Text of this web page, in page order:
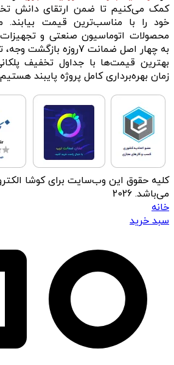
کمک می‌کنیم تا ضمن ارتقای دانش
خود را با مناسب‌ترین قیمت بیابند.
محصولات اتوماسیون صنعتی و
به چهار اصل ضمانت 7روزه
بهترین قیمت‌ها با جداول تخفیف
زمان بهره‌برداری کامل پروژه پایبند
کلیه حقوق این وب‌سایت برای کوشا
می‌باشد. 2026
خانه
سبد خرید